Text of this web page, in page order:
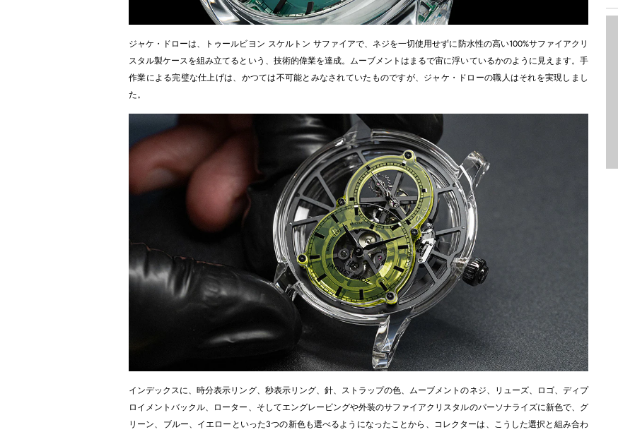
ジャケ・ドローは、トゥールビヨン スケルトン サファイアで、ネジを一切使用せずに防水性の高い100%サファイアクリ
スタル製ケースを組み立てるという、技術的偉業を達成。ムーブメントはまるで宙に浮いているかのように見えます。手
作業による完璧な仕上げは、かつては不可能とみなされていたものですが、ジャケ・ドローの職人はそれを実現しまし
た。
インデックスに、時分表示リング、秒表示リング、針、ストラップの色、ムーブメントのネジ、リューズ、ロゴ、ディプ
ロイメントバックル、ローター、そしてエングレービングや外装のサファイアクリスタルのパーソナライズに新色で、グ
リーン、ブルー、イエローといった3つの新色も選べるようになったことから、コレクターは、こうした選択と組み合わ